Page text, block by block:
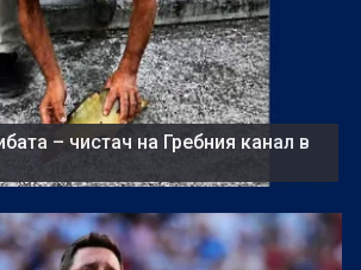
– чистач на Гребния канал в